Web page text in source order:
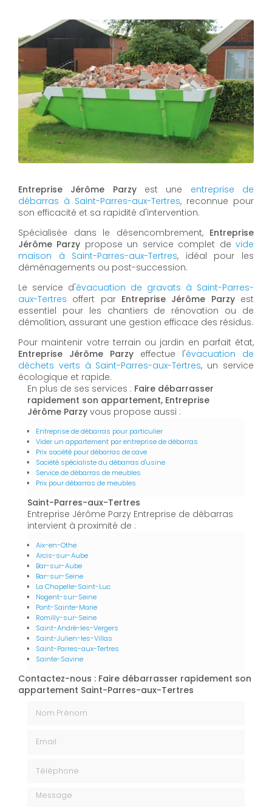
Entreprise Jérôme Parzyest une entreprise de
débarras à Saint-Parres-aux-Tertres, reconnue pour
son efficacité et sa rapidité d'intervention.
Spécialisée dans le désencombrement, Entreprise
Jérôme Parzy propose un service complet devide
maison à Saint-Parres-aux-Tertres, idéal pour les
déménagements ou post-succession.
Le service d'évacuation de gravats à Saint-Parres-
aux-Tertres offert par Entreprise Jérôme Parzyest
essentiel pour les chantiers de rénovation ou de
démolition, assurant une gestion efficace des résidus.
Pour maintenir votre terrain ou jardin en parfait état,
Entreprise Jérôme Parzy effectue l'évacuation de
déchets verts à Saint-Parres-aux-Tertres, un service
écologique et rapide.
En plus de ses services : Faire débarrasser
rapidement son appartement, Entreprise
Jérôme Parzy vous propose aussi :
Entreprise de débarras pour particulier
Vider un appartement par entreprise de débarras
Prix société pour débarras de cave
Société spécialiste du débarras d'usine
Service de débarras de meubles
Prix pour débarras de meubles
Saint-Parres-aux-Tertres
Entreprise Jérôme Parzy Entreprise de débarras
intervient à proximité de :
Aix-en-Othe
Arcis-sur-Aube
Bar-sur-Aube
Bar-sur-Seine
La Chapelle-Saint-Luc
Nogent-sur-Seine
Pont-Sainte-Marie
Romilly-sur-Seine
Saint-André-les-Vergers
Saint-Julien-les-Villas
Saint-Parres-aux-Tertres
Sainte-Savine
Contactez-nous : Faire débarrasser rapidement son
appartement Saint-Parres-aux-Tertres
Message